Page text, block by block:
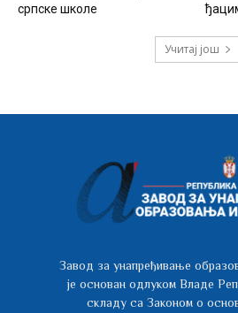
српске школе
Учитај још
Завод за унапређивање
је основан одлуком Владе
складу са Законом о